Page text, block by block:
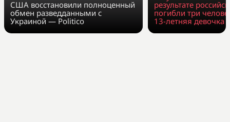
США восстановили полноценный
обмен разведданными с
Украиной — Politico
результате
погибли три
13-летняя девочка